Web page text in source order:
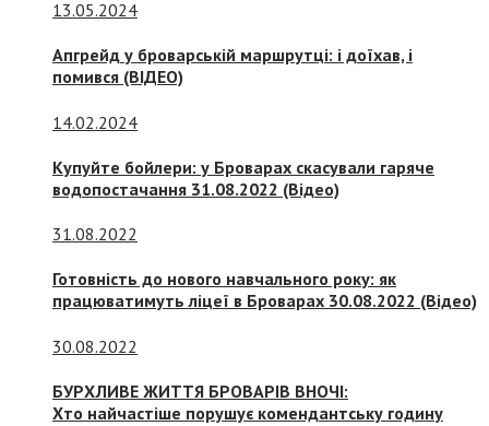
13.05.2024
Апгрейд у броварській маршрутці: і доїхав, і
помився (ВІДЕО)
14.02.2024
Купуйте бойлери: у Броварах скасували гаряче
водопостачання 31.08.2022 (Відео)
31.08.2022
Готовність до нового навчального року: як
працюватимуть ліцеї в Броварах 30.08.2022 (Відео)
30.08.2022
БУРХЛИВЕ ЖИТТЯ БРОВАРІВ ВНОЧІ:
Хто найчастіше порушує комендантську годину